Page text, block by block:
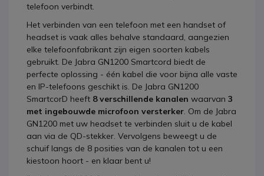
telefoon verbindt.
Het verbinden van een telefoon met een handset of
headset is vaak alles behalve standaard, aangezien
elke telefoonfabrikant zijn eigen soorten kabels
gebruikt. De Jabra GN1200 Smartcord biedt de
perfecte oplossing - één kabel die voor bijna alle vaste
en IP-telefoons geschikt is. De Jabra GN1200
SmartcorD heeft 8 verschillende kanalen waarvan 3
met ingebouwde microfoon versterker . Om de Jabra
GN1200 met uw headset te verbinden sluit u de kabel
aan via de QD-stekker. Vervolgens beweegt u de
schuif langs de 8 posities van de kanalen tot u een
kiestoon hoort - en klaar bent u!